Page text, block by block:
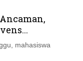
mahasiswa